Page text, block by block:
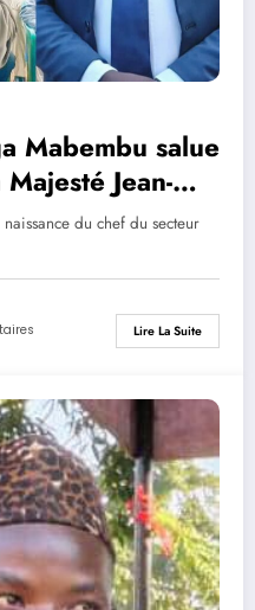
Mabembu salue
Jean-
l’occasion de
du chef du secteur
Lire La Suite